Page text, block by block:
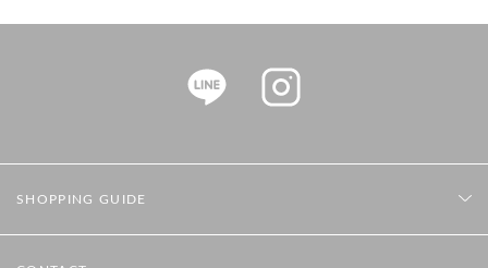
SHOPPING GUIDE